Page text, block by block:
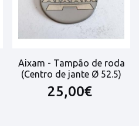
Aixam - Tampão de roda
(Centro de jante Ø 52.5)
25,00€